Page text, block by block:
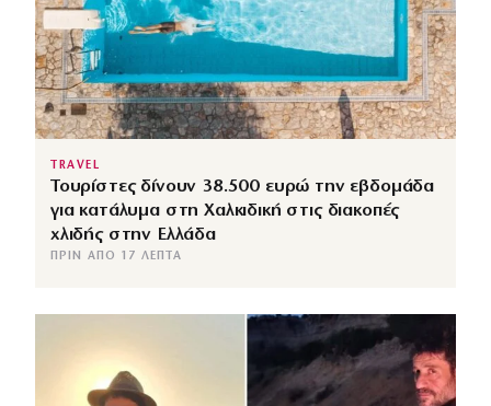
TRAVEL
Τουρίστες δίνουν 38.500 ευρώ την εβδομάδα
για κατάλυμα στη Χαλκιδική στις διακοπές
χλιδής στην Ελλάδα
ΠΡΙΝ ΑΠΌ 17 ΛΕΠΤΆ